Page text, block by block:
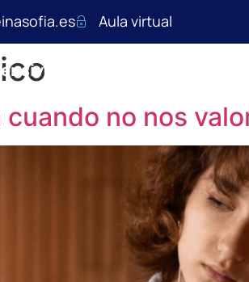
Aula virtual
de verano
no nos